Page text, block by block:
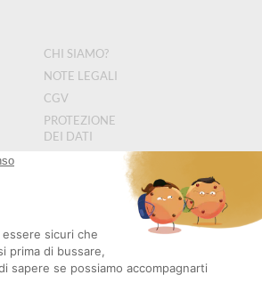
CHI SIAMO?
NOTE LEGALI
CGV
PROTEZIONE
DEI DATI